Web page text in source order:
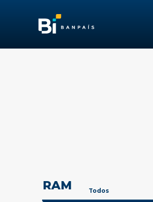
RAM Todos